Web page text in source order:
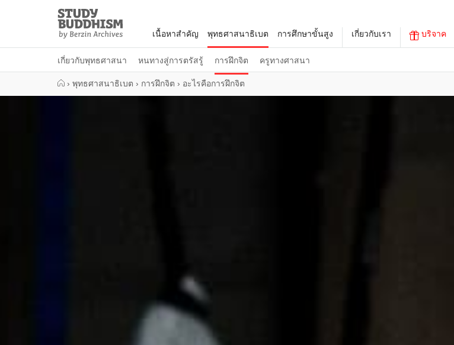
Study
Buddhism
Home
เนื้อหาสำคัญ พุทธศาสนาธิเบต
เกี่ยวกับพุทธศาสนา หนทางสู่การตรัสรู้ การฝึกจิต ครูทางศาสนา
การศึกษาขั้นสูง เกี่ยวกับเรา บริจาค
› พุทธศาสนาธิเบต › การฝึกจิต › อะไรคือการฝึกจิต